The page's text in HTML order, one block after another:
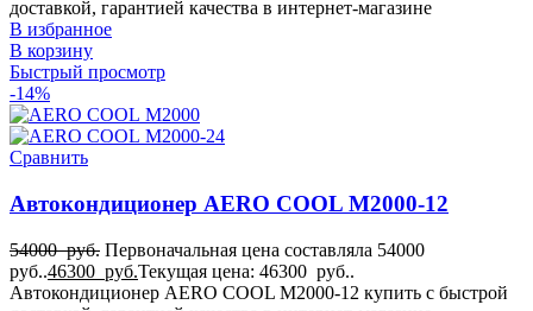
22
Для Ситроен Джампер
22
Для Соболя
22
Для УАЗ
22
Для Фиат Добло
22
22
22
Для Фольксваген Транспортёр
22
доставкой, гарантией качества в интернет-магазине
В избранное
В корзину
Быстрый просмотр
-14%
Сравнить
Автокондиционер AERO COOL M2000-12
54000руб. Первоначальная цена составляла 54000
руб..46300 руб.Текущая цена: 46300 руб..
Автокондиционер AERO COOL M2000-12 купить с быстрой